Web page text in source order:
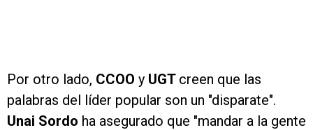
Por otro lado, CCOO y UGT creen que las
palabras del líder popular son un "disparate".
Unai Sordo ha asegurado que "mandar a la gente